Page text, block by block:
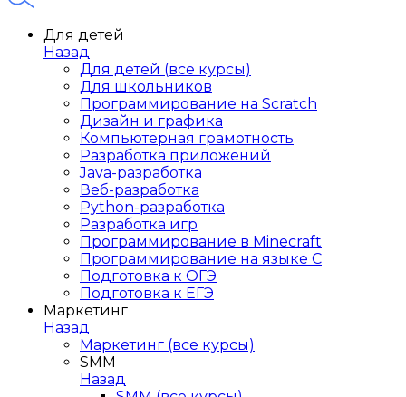
Для детей
Назад
Для детей (все курсы)
Для школьников
Программирование на Scratch
Дизайн и графика
Компьютерная грамотность
Разработка приложений
Java-разработка
Веб-разработка
Python-разработка
Разработка игр
Программирование в Minecraft
Программирование на языке C
Подготовка к ОГЭ
Подготовка к ЕГЭ
Маркетинг
Назад
Маркетинг (все курсы)
SMM
Назад